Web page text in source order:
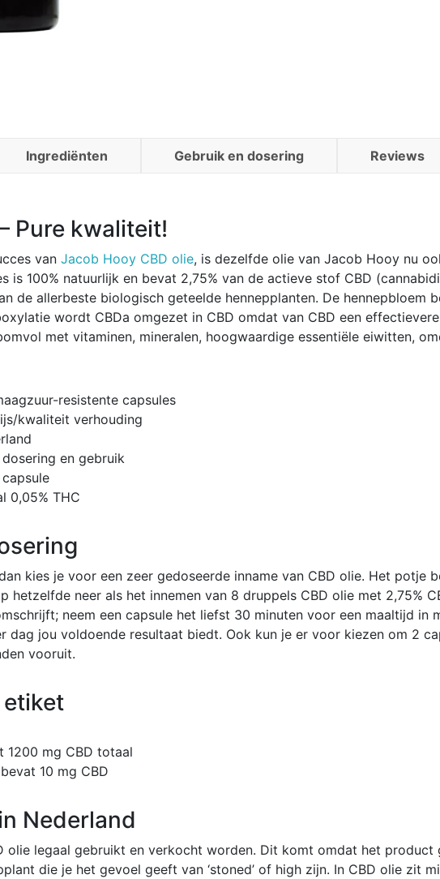
Ingrediënten Gebruik en dosering Reviews
Pure kwaliteit!
van Jacob Hooy CBD olie, is dezelfde olie van Jacob Hooy nu
is 100% natuurlijk en bevat 2,75% van de actieve stof CBD
de allerbeste biologisch geteelde hennepplanten. De hennepbloem
wordt CBDa omgezet in CBD omdat van CBD een
met vitaminen, mineralen, hoogwaardige essentiële eiwitten,
resistente capsules
kwaliteit verhouding
en gebruik
0,05% THC
kies je voor een zeer gedoseerde inname van CBD olie. Het potje
hetzelfde neer als het innemen van 8 druppels CBD olie met 2,75%
neem een capsule het liefst 30 minuten voor een maaltijd in
dag jou voldoende resultaat biedt. Ook kun je er voor kiezen om 2
vooruit.
etiket
1200 mg CBD totaal
10 mg CBD
Nederland
olie legaal gebruikt en verkocht worden. Dit komt omdat het product
die je het gevoel geeft van ‘stoned’ of high zijn. In CBD olie zit